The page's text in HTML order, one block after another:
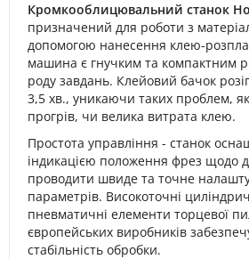
Кромкооблицювальний станок
призначений для роботи з
допомогою нанесення клею-
машина є гнучким та компактним
роду завдань. Клейовий бачок
3,5 хв., уникаючи таких проблем,
прогрів, чи велика витрата клею.
Простота управління - станок
індикацією положення фрез щодо
проводити швиде та точне
параметрів. Високоточні
пневматичні елементи торцевої
європейських виробників
стабільність обробки.